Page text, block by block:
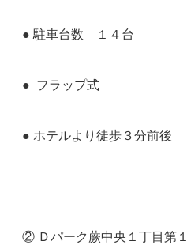
● 駐車台数 １４台
● フラップ式
● ホテルより徒歩３分前後
② Ｄパーク蕨中央１丁目第１